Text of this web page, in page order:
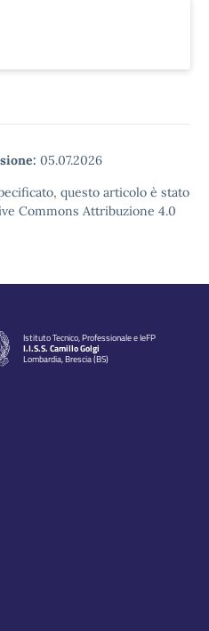
05.07.2026
questo articolo è stato
Commons Attribuzione 4.0
Istituto Tecnico, Professionale e IeFP
I.I.S.S. Camillo Golgi
Lombardia, Brescia (BS)